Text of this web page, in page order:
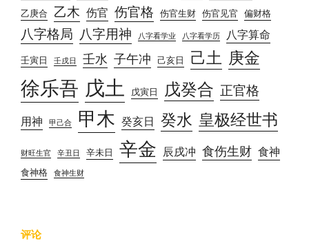
乙庚合 乙木 伤官 伤官格 伤官生财 伤官见官 偏财格
八字格局 八字用神 八字看学业 八字看学历 八字算命
壬寅日 壬戌日 壬水 子午冲 己亥日 己土 庚金
徐乐吾 戊土 戊寅日 戊癸合 正官格
用神 甲己合 甲木 癸亥日 癸水 皇极经世书
财旺生官 辛丑日 辛未日 辛金 辰戌冲 食伤生财 食神
食神格 食神生财
评论